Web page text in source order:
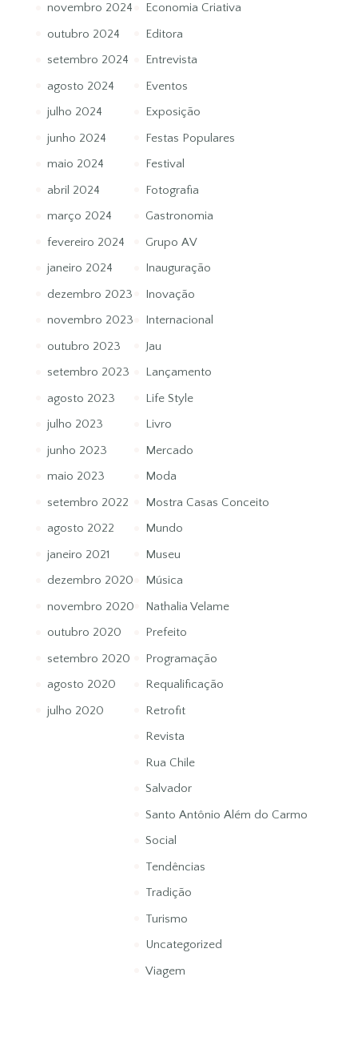
novembro 2024
outubro 2024
setembro 2024
agosto 2024
julho 2024
junho 2024
maio 2024
abril 2024
março 2024
fevereiro 2024
janeiro 2024
dezembro 2023
novembro 2023
outubro 2023
setembro 2023
agosto 2023
julho 2023
junho 2023
maio 2023
setembro 2022
agosto 2022
janeiro 2021
dezembro 2020
novembro 2020
outubro 2020
setembro 2020
agosto 2020
julho 2020
Economia Criativa
Editora
Entrevista
Eventos
Exposição
Festas Populares
Festival
Fotografia
Gastronomia
Grupo AV
Inauguração
Inovação
Internacional
Jau
Lançamento
Life Style
Livro
Mercado
Moda
Mostra Casas Conceito
Mundo
Museu
Música
Nathalia Velame
Prefeito
Programação
Requalificação
Retrofit
Revista
Rua Chile
Salvador
Santo Antônio Além do Carmo
Social
Tendências
Tradição
Turismo
Uncategorized
Viagem